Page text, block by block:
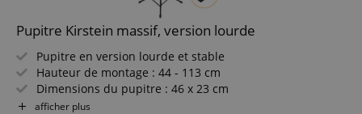
Pupitre Kirstein massif, version lourde
Pupitre en version lourde et stable
Hauteur de montage : 44 - 113 cm
Dimensions du pupitre : 46 x 23 cm
Profondeur du pupitre : 4 cm
afficher plus